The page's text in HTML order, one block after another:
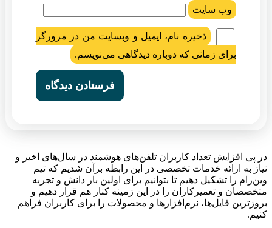
وب‌ سایت
ذخیره نام، ایمیل و وبسایت من در مرورگر
برای زمانی که دوباره دیدگاهی می‌نویسم.
در پی افزایش تعداد کاربران تلفن‌های هوشمند در سال‌های اخیر و
نیاز به ارائه خدمات تخصصی در این رابطه برآن شدیم که تیم
وین‌رام را تشکیل دهیم تا بتوانیم برای اولین بار دانش و تجربه
متخصصان و تعمیرکاران را در این زمینه کنار هم قرار دهیم و
بروزترین فایل‌ها، نرم‌افزارها و محصولات را برای کاربران فراهم
کنیم.